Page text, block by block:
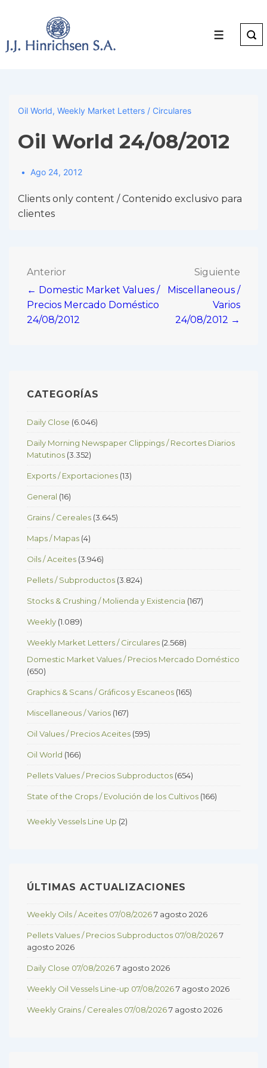
Main
Menu
Oil World, Weekly Market Letters / Circulares
Oil World 24/08/2012
Ago 24, 2012
Clients only content / Contenido exclusivo para
clientes
Navegación
de
entradas
Anterior
← Domestic Market Values /
Precios Mercado Doméstico
24/08/2012
Siguiente
Miscellaneous /
Varios
24/08/2012 →
CATEGORÍAS
Daily Close (6.046)
Daily Morning Newspaper Clippings / Recortes Diarios
Matutinos (3.352)
Exports / Exportaciones (13)
General (16)
Grains / Cereales (3.645)
Maps / Mapas (4)
Oils / Aceites (3.946)
Pellets / Subproductos (3.824)
Stocks & Crushing / Molienda y Existencia (167)
Weekly (1.089)
Weekly Market Letters / Circulares (2.568)
Domestic Market Values / Precios Mercado Doméstico
(650)
Graphics & Scans / Gráficos y Escaneos (165)
Miscellaneous / Varios (167)
Oil Values / Precios Aceites (595)
Oil World (166)
Pellets Values / Precios Subproductos (654)
State of the Crops / Evolución de los Cultivos (166)
Weekly Vessels Line Up (2)
ÚLTIMAS ACTUALIZACIONES
Weekly Oils / Aceites 07/08/20267 agosto 2026
Pellets Values / Precios Subproductos 07/08/20267
agosto 2026
Daily Close 07/08/20267 agosto 2026
Weekly Oil Vessels Line-up 07/08/20267 agosto 2026
Weekly Grains / Cereales 07/08/20267 agosto 2026